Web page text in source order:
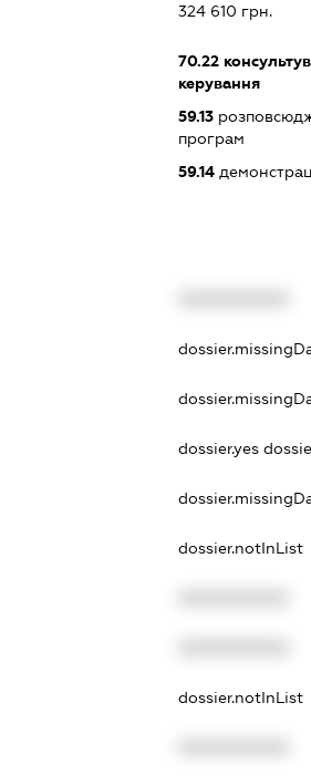
324 610 грн.
70.22
керування
59.13
програм
59.14
dossier.yes
dossier.notInList
dossier.notInList